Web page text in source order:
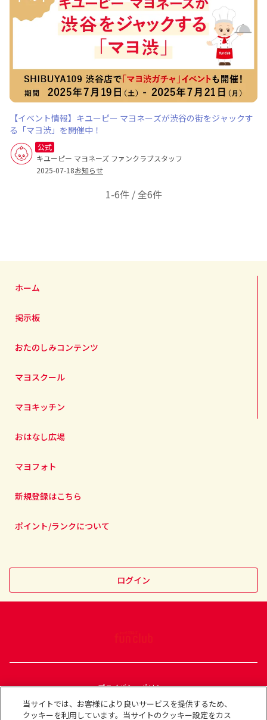
【イベント情報】キユーピー マヨネーズが渋谷の街をジャックす
る「マヨ渋」を開催中！
公式
キユーピー マヨネーズ ファンクラブスタッフ
2025-07-18お知らせ
1-6件 / 全6件
ホーム
掲示板
おたのしみコンテンツ
マヨスクール
マヨキッチン
おはなし広場
マヨフォト
新規登録はこちら
ポイント/ランクについて
ログイン
プライバシーポリシー
利用規約
コミュニティガイドライン
当サイトでは、お客様により良いサービスを提供するため、
クッキーを利用しています。当サイトのクッキー設定をカス